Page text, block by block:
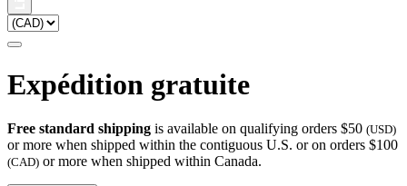
Expédition gratuite
Free standard shipping is available on qualifying orders $50 (USD)
or more when shipped within the contiguous U.S. or on orders $100
(CAD) or more when shipped within Canada.